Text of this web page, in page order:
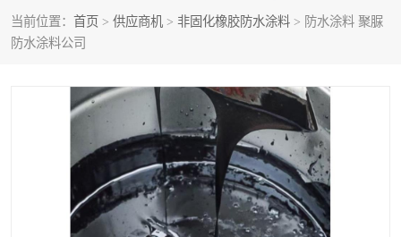
当前位置： 首页 > 供应商机 > 非固化橡胶防水涂料 > 防水涂料 聚脲
防水涂料公司